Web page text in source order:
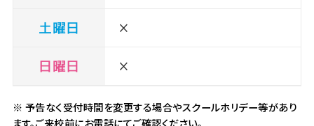
土曜日
日曜日
×
×
※ 予告なく受付時間を変更する場合やスクールホリデー等があり
ます。ご来校前にお電話にてご確認ください。